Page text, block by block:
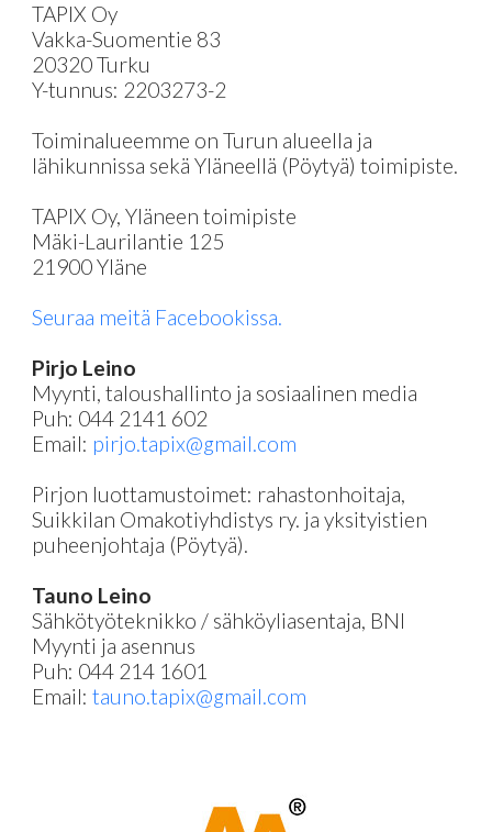
TAPIX Oy
Vakka-Suomentie 83
20320 Turku
Y-tunnus: 2203273-2
Toiminalueemme on Turun alueella ja
lähikunnissa sekä Yläneellä (Pöytyä) toimipiste.
TAPIX Oy, Yläneen toimipiste
Mäki-Laurilantie 125
21900 Yläne
Seuraa meitä Facebookissa.
Pirjo Leino
Myynti, taloushallinto ja sosiaalinen media
Puh: 044 2141 602
Email: pirjo.tapix@gmail.com
Pirjon luottamustoimet: rahastonhoitaja,
Suikkilan Omakotiyhdistys ry. ja yksityistien
puheenjohtaja (Pöytyä).
Tauno Leino
Sähkötyöteknikko / sähköyliasentaja, BNI
Myynti ja asennus
Puh: 044 214 1601
Email: tauno.tapix@gmail.com